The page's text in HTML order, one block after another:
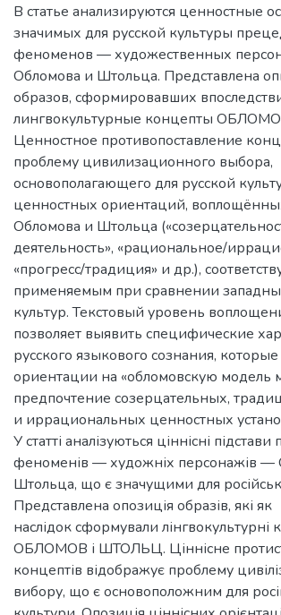
В статье анализируются ценностные
значимых для русской культуры
феноменов — художественных
Обломова и Штольца. Представлена
образов, сформировавших
лингвокультурные концепты
Ценностное противопоставление
проблему цивилизационного выбора,
основополагающего для русской
ценностных ориентаций,
Обломова и Штольца
деятельность», «рациональное/
«прогресс/традиция» и др.),
применяемым при сравнении
культур. Текстовый уровень
позволяет выявить специфические
русского языкового сознания,
ориентации на «обломовскую модель
предпочтение созерцательных,
и иррациональных ценностных
У статті аналізуються ціннісні
феноменів — художніх персонажів —
Штольца, що є значущими для
Представлена опозиція образів, які як
наслідок сформували лінгвокультурні
ОБЛОМОВ і ШТОЛЬЦ. Ціннісне
концептів відображує проблему
вибору, що є основоположним для